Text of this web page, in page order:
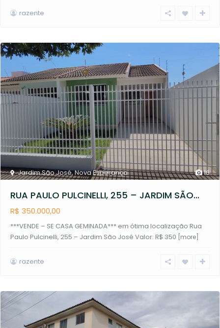
razente
16
Jardim São José,Nova Esperança
RUA PAULO PULCINELLI, 255 – JARDIM SÃO...
R$ 350.000,00
***VENDE – SE CASA GEMINADA*** em ótima localização Rua
Paulo Pulcinelli, 255 – Jardim São José Valor: R$ 350 [more]
razente